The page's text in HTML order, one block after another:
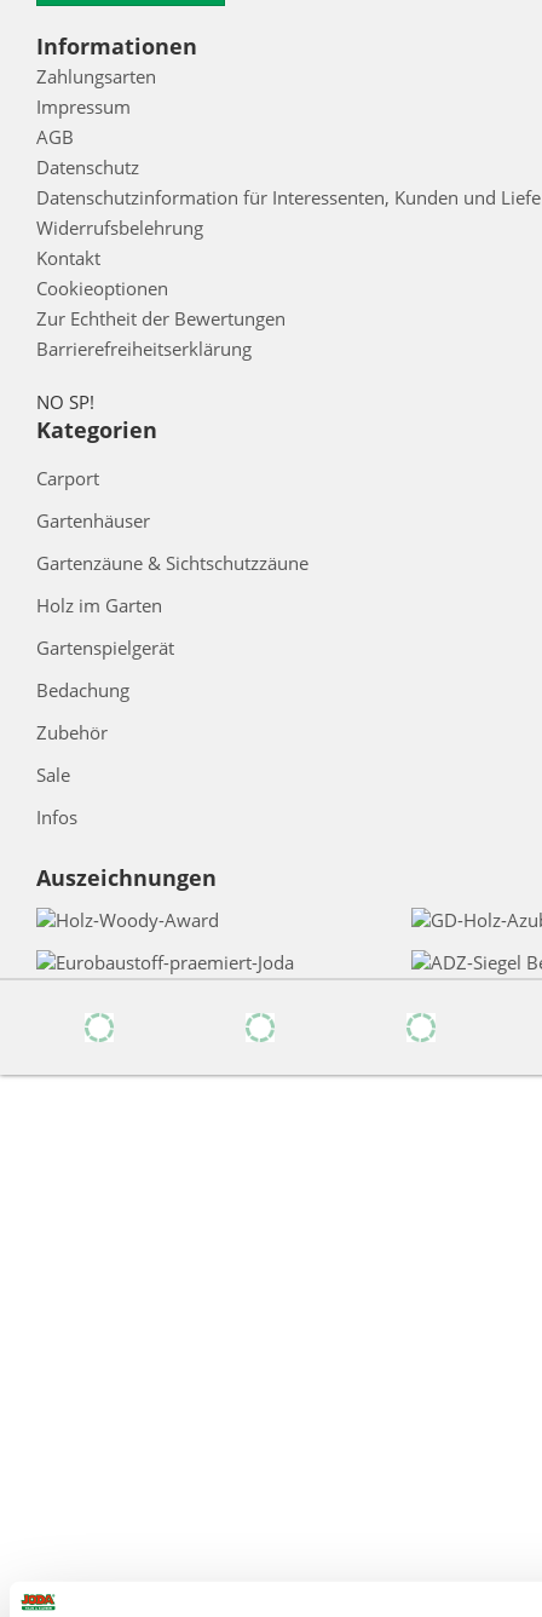
Informationen
Zahlungsarten
Impressum
AGB
Datenschutz
Datenschutzinformation für Interessenten, Kunden und
Widerrufsbelehrung
Kontakt
Cookieoptionen
Zur Echtheit der Bewertungen
Barrierefreiheitserklärung
NO SP!
Kategorien
Carport
Gartenhäuser
Gartenzäune & Sichtschutzzäune
Holz im Garten
Gartenspielgerät
Bedachung
Zubehör
Sale
Infos
Auszeichnungen